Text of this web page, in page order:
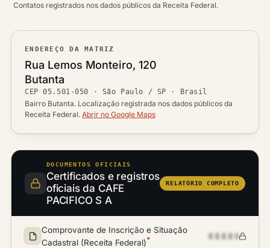
Contatos registrados nos dados públicos da Receita Federal.
ENDEREÇO DA MATRIZ
Logradouro
Rua Lemos Monteiro, 120
Bairro
Butanta
CEP
CEP05.501-050 ·
Cidade / UF
São Paulo / SP · Brasil
Bairro Butanta. Localização registrada nos dados públicos da
Receita Federal. Abrir no Google Maps
DOCUMENTOS OFICIAIS
Certificados e registros
oficiais da CAFE
PACIFICO S A
RELATÓRIO COMPLETO
Comprovante de Inscrição e Situação
Cadastral (Receita Federal)*